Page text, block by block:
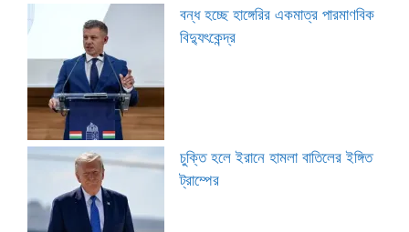
বন্ধ হচ্ছে হাঙ্গেরির একমাত্র পারমাণবিক
বিদ্যুৎকেন্দ্র
চুক্তি হলে ইরানে হামলা বাতিলের ইঙ্গিত
ট্রাম্পের